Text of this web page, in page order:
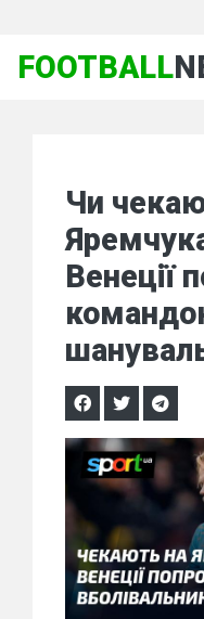
FOOTBALL
Чи
Венеції